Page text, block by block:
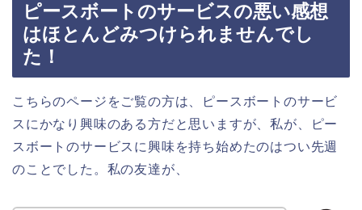
ピースボートのサービスの悪い感想
はほとんどみつけられませんでし
た！
こちらのページをご覧の方は、ピースボートのサービ
スにかなり興味のある方だと思いますが、私が、ピー
スボートのサービスに興味を持ち始めたのはつい先週
のことでした。私の友達が、